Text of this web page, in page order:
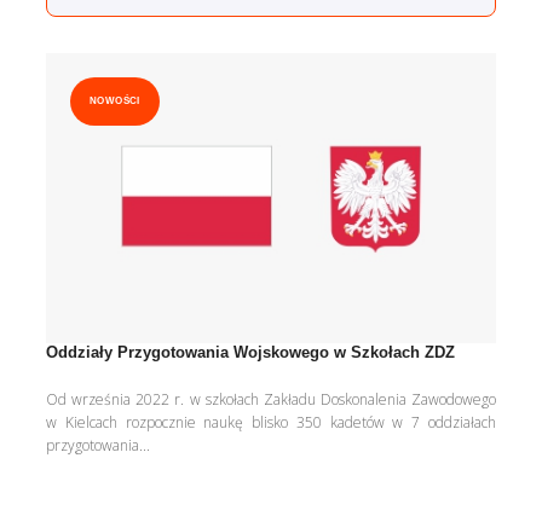
NOWOŚCI
Oddziały Przygotowania Wojskowego w Szkołach ZDZ
Od września 2022 r. w szkołach Zakładu Doskonalenia Zawodowego
w Kielcach rozpocznie naukę blisko 350 kadetów w 7 oddziałach
przygotowania...